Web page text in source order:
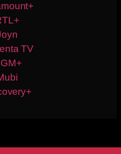
TV